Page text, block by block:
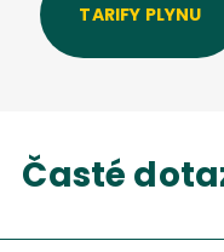
TARIFY PLYNU
Časté